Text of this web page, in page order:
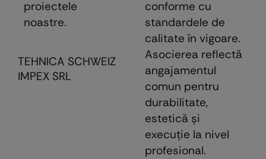
proiectele
noastre.
TEHNICA SCHWEIZ
IMPEX SRL
conforme cu
standardele de
calitate în vigoare.
Asocierea reflectă
angajamentul
comun pentru
durabilitate,
estetică şi
execuţie la nivel
profesional.